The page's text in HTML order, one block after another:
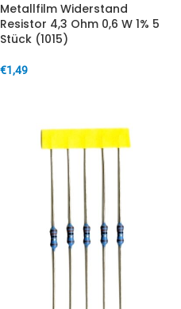
Metallfilm Widerstand
Resistor 4,3 Ohm 0,6 W 1% 5
Stück (1015)
€1,49